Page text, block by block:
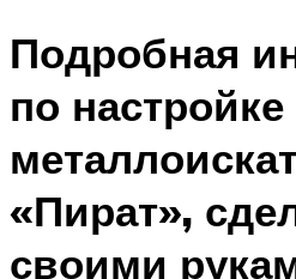
Подробная
по настройке
«Пират»,
своими